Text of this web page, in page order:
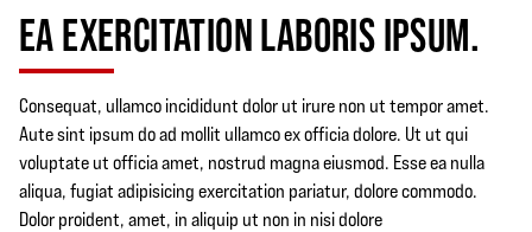
EA EXERCITATION LABORIS IPSUM.
Consequat, ullamco incididunt dolor ut irure non ut tempor amet.
Aute sint ipsum do ad mollit ullamco ex officia dolore. Ut ut qui
voluptate ut officia amet, nostrud magna eiusmod. Esse ea nulla
aliqua, fugiat adipisicing exercitation pariatur, dolore commodo.
Dolor proident, amet, in aliquip ut non in nisi dolore